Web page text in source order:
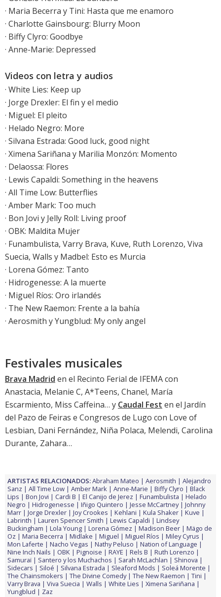
· Maria Becerra y Tini: Hasta que me enamoro
· Charlotte Gainsbourg: Blurry Moon
· Biffy Clyro: Goodbye
· Anne-Marie: Depressed
Videos con letra y audios
· White Lies: Keep up
· Jorge Drexler: El fin y el medio
· Miguel: El pleito
· Helado Negro: More
· Silvana Estrada: Good luck, good night
· Ximena Sariñana y Marilia Monzón: Momento
· Delaossa: Flores
· Lewis Capaldi: Something in the heavens
· All Time Low: Butterflies
· Amber Mark: Too much
· Bon Jovi y Jelly Roll: Living proof
· OBK: Maldita Mujer
· Funambulista, Varry Brava, Kuve, Ruth Lorenzo, Viva
Suecia, Walls y Madbel: Esto es Murcia
· Lorena Gómez: Tanto
· Hidrogenesse: A la muerte
· Miguel Ríos: Oro irlandés
· The New Raemon: Frente a la bahía
· Aerosmith y Yungblud: My only angel
Festivales musicales
Brava Madrid en el Recinto Ferial de IFEMA con
Anastacia, Melanie C, A*Teens, Chanel, María
Escarmiento, Miss Caffeina… y Caudal Fest en el Jardín
del Pazo de Feiras e Congresos de Lugo con Love of
Lesbian, Dani Fernández, Niña Polaca, Melendi, Carolina
Durante, Zahara…
ARTISTAS RELACIONADOS:Abraham Mateo Aerosmith
Alejandro
Sanz
All Time Low Amber Mark Anne-Marie Biffy Clyro
Black
Lips
Bon Jovi Cardi B El Canijo de Jerez Funambulista
Helado
Negro
Hidrogenesse Iñigo Quintero Jesse McCartney
Johnny
Marr
Jorge Drexler Joy Crookes Kehlani Kula Shaker
Kuve
Labrinth
Lauren Spencer Smith Lewis Capaldi
Lindsey
Buckingham
Lola Young Lorena Gómez Madison Beer
Mägo de
Oz
Maria Becerra Midlake Miguel Miguel Ríos
Miley Cyrus
Mon Laferte
Nacho Vegas Nathy Peluso
Nation of Language
Nine Inch Nails
OBK Pignoise RAYE Rels B
Ruth Lorenzo
Samuraï
Santero y los Muchachos Sarah McLachlan
Shinova
Sidecars
Siloé Silvana Estrada Sleaford Mods
Soleá Morente
The Chainsmokers
The Divine Comedy The New Raemon
Tini
Varry Brava
Viva Suecia Walls White Lies
Ximena Sariñana
Yungblud
Zaz